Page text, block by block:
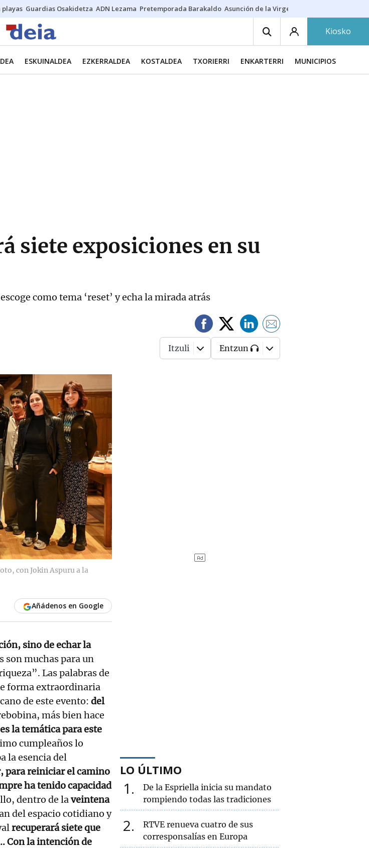
playas Guardias Osakidetza ADN Lezama Pretemporada Barakaldo Asunción de la Virgen
Kiosko
ESKUINALDEA EZKERRALDEA KOSTALDEA TXORIERRI ENKARTERRI MUNICIPIOS
siete exposiciones en su
como tema ‘reset’ y echa la mirada atrás
Itzuli Entzun
con Jokin Aspuru a la
Añádenos en Google
sino de echar la
son muchas para un
Las palabras de
forma extraordinaria
de este evento: del
más bien hace
la temática para este
cumpleaños lo
la esencia del
para reiniciar el camino
ha tenido capacidad
dentro de laveintena
del espacio cotidiano y
recuperará siete que
Con la intención de
LO ÚLTIMO
1
De la Espriella inicia su mandato
rompiendo todas las tradiciones
2
RTVE renueva cuatro de sus
corresponsalías en Europa